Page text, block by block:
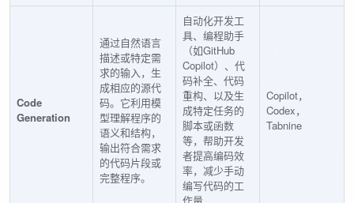
Code
Generation
通过自然语言
描述或特定需
求的输入，生
成相应的源代
码。它利用模
型理解程序的
语义和结构，
输出符合需求
的代码片段或
完整程序。
自动化开发工
具、编程助手
（如GitHub
Copilot）、代
码补全、代码
重构、以及生
成特定任务的
脚本或函数
等，帮助开发
者提高编码效
率，减少手动
编写代码的工
Copilot，
Codex，
Tabnine